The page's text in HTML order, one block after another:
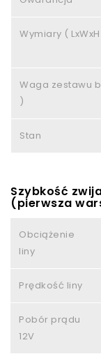
Wymiary (
Waga zestawu
)
Stan
Szybkość
(pierwsza
Obciążenie
liny
Prędkość liny
Pobór prądu
12V